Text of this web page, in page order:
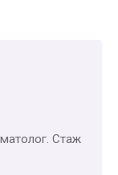
Стаж